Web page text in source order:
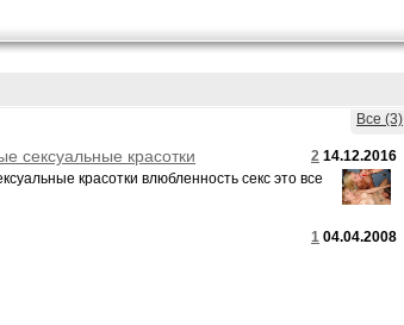
Все (3)
2 14.12.2016
сексуальные красотки
тут
красотки влюбленность секс это все
1 04.04.2008